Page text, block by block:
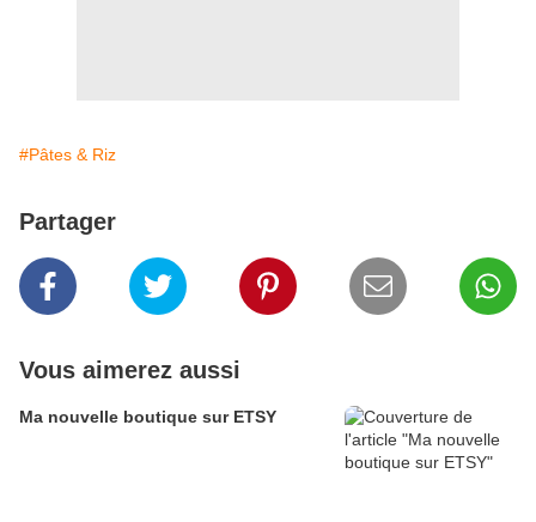
#Pâtes & Riz
Partager
Vous aimerez aussi
Ma nouvelle boutique sur ETSY